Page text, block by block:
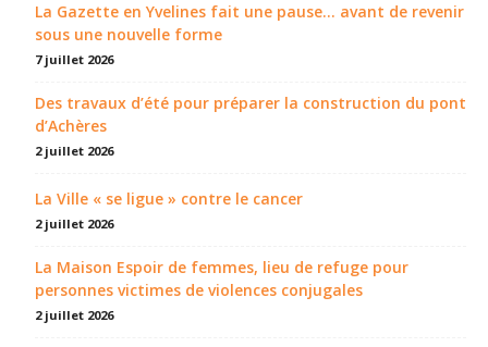
La Gazette en Yvelines fait une pause... avant de revenir
sous une nouvelle forme
7 juillet 2026
Des travaux d’été pour préparer la construction du pont
d’Achères
2 juillet 2026
La Ville « se ligue » contre le cancer
2 juillet 2026
La Maison Espoir de femmes, lieu de refuge pour
personnes victimes de violences conjugales
2 juillet 2026